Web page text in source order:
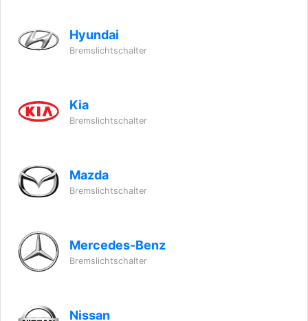
Hyundai
Bremslichtschalter
Kia
Bremslichtschalter
Mazda
Bremslichtschalter
Mercedes-Benz
Bremslichtschalter
Nissan